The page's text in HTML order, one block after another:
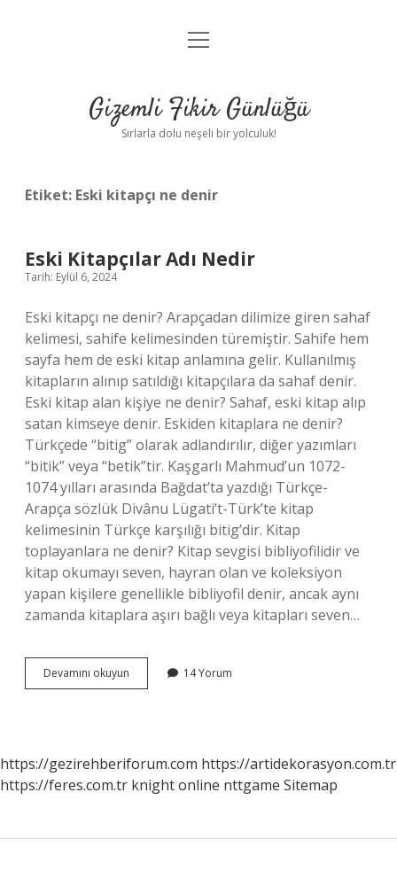
Anasayfa
Yasal Uyarı
menüyü
Gizemli Fikir Günlüğü
Sırlarla dolu neşeli bir yolculuk!
Etiket: Eski kitapçı ne denir
Eski Kitapçılar Adı Nedir
Tarih: Eylül 6, 2024
Eski kitapçı ne denir? Arapçadan dilimize giren sahaf
kelimesi, sahife kelimesinden türemiştir. Sahife hem
sayfa hem de eski kitap anlamına gelir. Kullanılmış
kitapların alınıp satıldığı kitapçılara da sahaf denir.
Eski kitap alan kişiye ne denir? Sahaf, eski kitap alıp
satan kimseye denir. Eskiden kitaplara ne denir?
Türkçede “bitig” olarak adlandırılır, diğer yazımları
“bitik” veya “betik”tir. Kaşgarlı Mahmud’un 1072-
1074 yılları arasında Bağdat’ta yazdığı Türkçe-
Arapça sözlük Divânu Lügati’t-Türk’te kitap
kelimesinin Türkçe karşılığı bitig’dir. Kitap
toplayanlara ne denir? Kitap sevgisi bibliyofilidir ve
kitap okumayı seven, hayran olan ve koleksiyon
yapan kişilere genellikle bibliyofil denir, ancak aynı
zamanda kitaplara aşırı bağlı veya kitapları seven…
Devamını okuyun
Kitapçılar
14 Yorum
https://gezirehberiforum.com https://artidekorasyon.com.tr
https://feres.com.tr knight online nttgame Sitemap